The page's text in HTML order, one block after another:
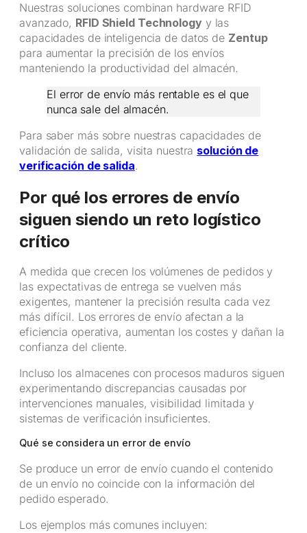
Nuestras soluciones combinan hardware RFID
avanzado, RFID Shield Technologyy las
capacidades de inteligencia de datos de Zentup
para aumentar la precisión de los envíos
manteniendo la productividad del almacén.
El error de envío más rentable es el que
nunca sale del almacén.
Para saber más sobre nuestras capacidades de
validación de salida, visita nuestra solución de
verificación de salida.
Por qué los errores de envío
siguen siendo un reto logístico
crítico
A medida que crecen los volúmenes de pedidos y
las expectativas de entrega se vuelven más
exigentes, mantener la precisión resulta cada vez
más difícil. Los errores de envío afectan a la
eficiencia operativa, aumentan los costes y dañan la
confianza del cliente.
Incluso los almacenes con procesos maduros siguen
experimentando discrepancias causadas por
intervenciones manuales, visibilidad limitada y
sistemas de verificación insuficientes.
Qué se considera un error de envío
Se produce un error de envío cuando el contenido
de un envío no coincide con la información del
pedido esperado.
Los ejemplos más comunes incluyen: